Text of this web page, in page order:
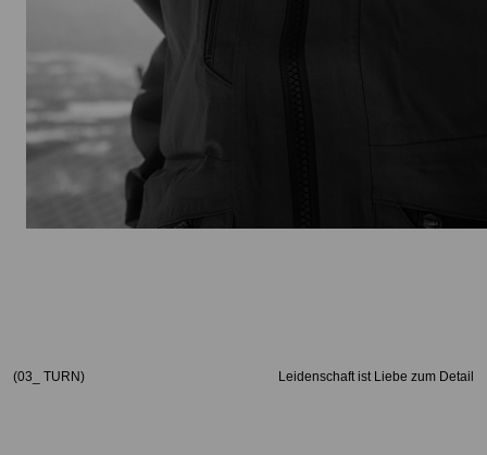
(03_ TURN) Leidenschaft ist Liebe zum Detail